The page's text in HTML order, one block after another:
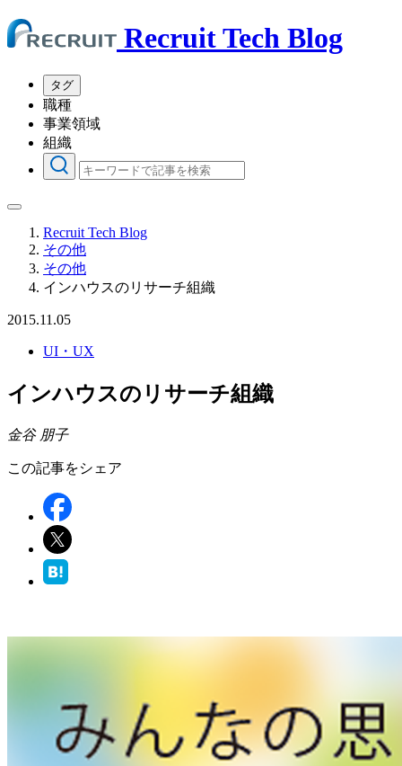
Recruit Tech Blog
タグ
職種
事業領域
組織
Recruit Tech Blog
その他
その他
インハウスのリサーチ組織
2015.11.05
UI・UX
インハウスのリサーチ組織
金谷 朋子
この記事をシェア